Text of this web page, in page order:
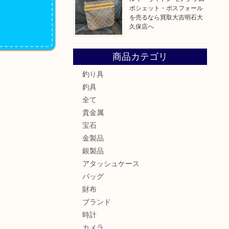
ポシェット・ボスフォール
を売るなら買取大吉明石大
久保店へ
商品カテゴリ
釣り具
釣具
全て
貴金属
宝石
金製品
銀製品
アタッシュケース
バッグ
財布
ブランド
時計
カメラ